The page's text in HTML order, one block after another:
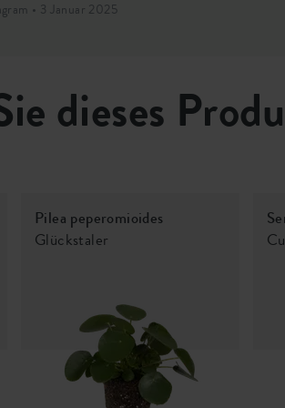
• 3 Januar 2025
dieses
Pilea peperomioides
Glückstaler